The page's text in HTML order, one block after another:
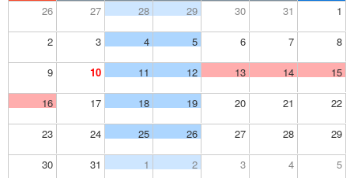
26 27 28 29 30 31 1
2 3 4 5 6 7 8
9 10 11 12 13 14 15
16 17 18 19 20 21 22
23 24 25 26 27 28 29
30 31 1 2 3 4 5